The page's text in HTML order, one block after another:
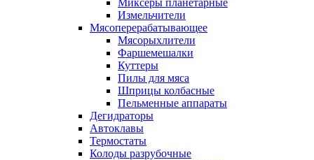
Миксеры планетарные
Измельчители
Мясоперерабатывающее
Мясорыхлители
Фаршемешалки
Куттеры
Пилы для мяса
Шприцы колбасные
Пельменные аппараты
Дегидраторы
Автоклавы
Термостаты
Колоды разрубочные